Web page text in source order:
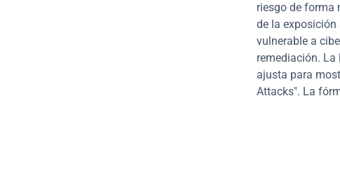
riesgo de forma
de la exposición
vulnerable a
remediación. La
ajusta para
Attacks". La